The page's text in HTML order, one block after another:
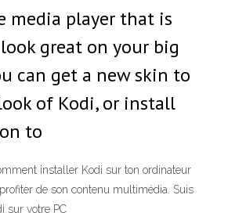
media player that is
great on your big
can get a new skin to
of Kodi, or install
to
installer Kodi sur ton ordinateur
de son contenu multimédia. Suis
sur votre PC